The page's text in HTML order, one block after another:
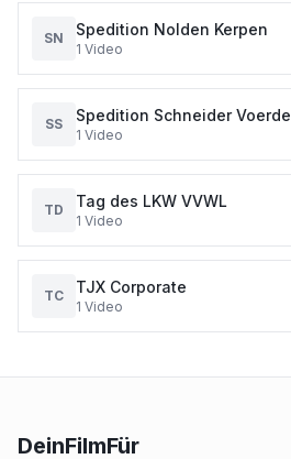
SN Spedition Nolden Kerpen
1 Video
SS Spedition Schneider Voerde
1 Video
TD Tag des LKW VVWL
1 Video
TC TJX Corporate
1 Video
DeinFilmFür